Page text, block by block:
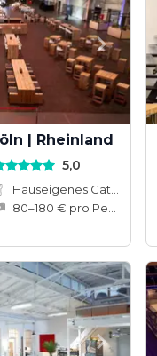
| Rheinland
5,0